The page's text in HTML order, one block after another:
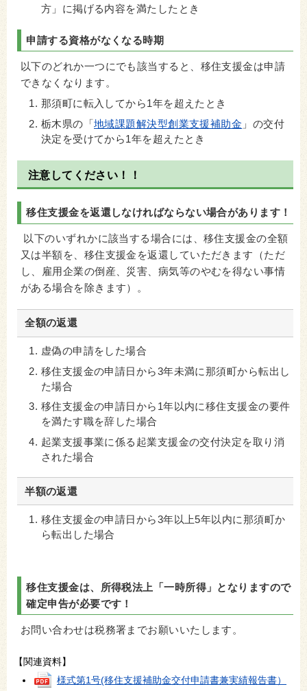
方」に掲げる内容を満たしたとき
申請する資格がなくなる時期
以下のどれか一つにでも該当すると、移住支援金は申請
できなくなります。
那須町に転入してから1年を超えたとき
栃木県の「 地域課題解決型創業支援補助金 」の交付
決定を受けてから1年を超えたとき
注意してください！！
移住支援金を返還しなければならない場合があります！
以下のいずれかに該当する場合には、移住支援金の全額
又は半額を、移住支援金を返還していただきます（ただ
し、雇用企業の倒産、災害、病気等のやむを得ない事情
がある場合を除きます）。
全額の返還
虚偽の申請をした場合
移住支援金の申請日から3年未満に那須町から転出し
た場合
移住支援金の申請日から1年以内に移住支援金の要件
を満たす職を辞した場合
起業支援事業に係る起業支援金の交付決定を取り消
された場合
半額の返還
移住支援金の申請日から3年以上5年以内に那須町か
ら転出した場合
移住支援金は、所得税法上「一時所得」となりますので
確定申告が必要です！
お問い合わせは税務署までお願いいたします。
【関連資料】
様式第1号(移住支援補助金交付申請書兼実績報告書）